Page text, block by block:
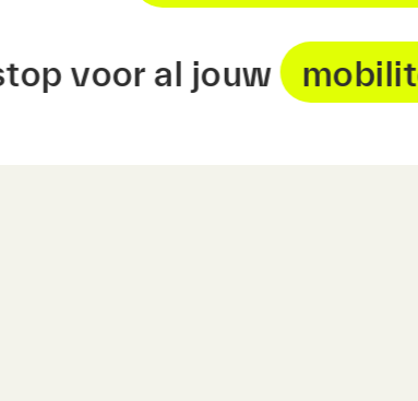
voor al jouw